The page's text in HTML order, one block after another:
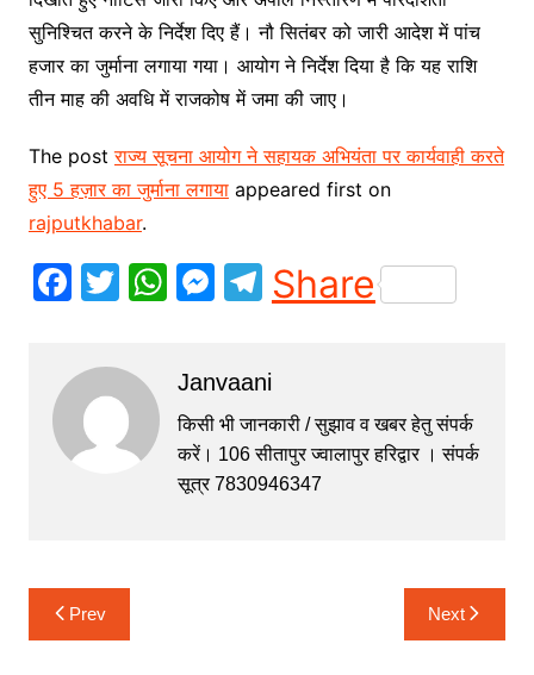
सुनिश्चित करने के निर्देश दिए हैं। नौ सितंबर को जारी आदेश में पांच
हजार का जुर्माना लगाया गया। आयोग ने निर्देश दिया है कि यह राशि
तीन माह की अवधि में राजकोष में जमा की जाए।
The postराज्य सूचना आयोग ने सहायक अभियंता पर कार्यवाही करते
हुए 5 हज़ार का जुर्माना लगायाappeared first on
rajputkhabar.
F
c
e
b
o
T
itt
er
W
s
A
p
p
M
s
e
n
T
el
gr
a
m
Share
Janvaani
किसी भी जानकारी / सुझाव व खबर हेतु संपर्क
करें। 106 सीतापुर ज्वालापुर हरिद्वार । संपर्क
सूत्र 7830946347
Post
navigation
Prev Next